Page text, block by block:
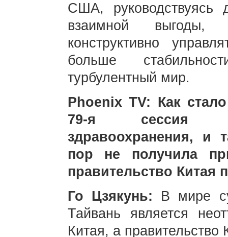
США, руководствуясь
взаимной выгоды,
конструктивно
больше
турбулентный мир.
Phoenix TV: Как
79-я сессия
здравоохранения, и
пор не получила
правительство Китая
Го Цзякунь: В мире
Тайвань является
Китая, а